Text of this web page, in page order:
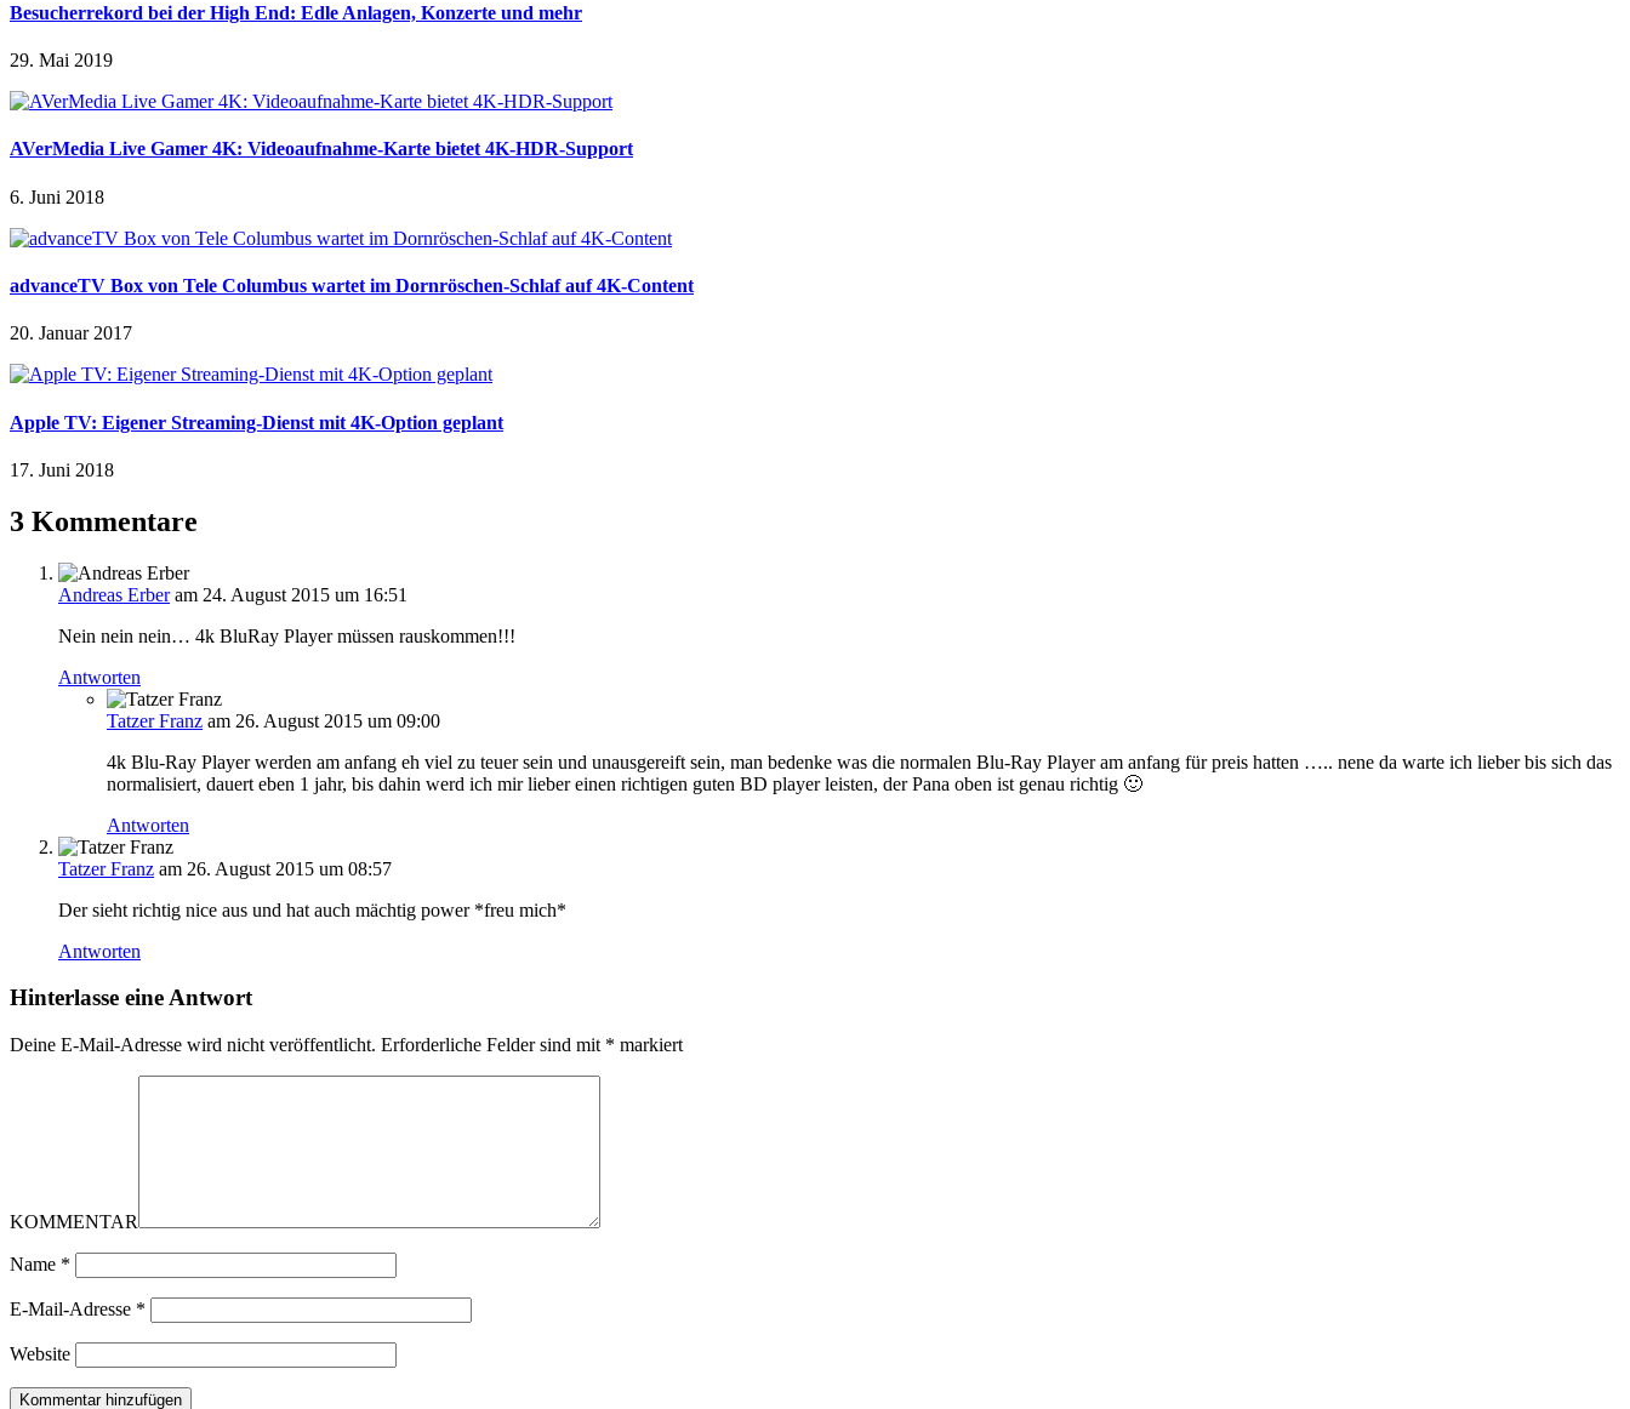
Besucherrekord bei der High End: Edle Anlagen, Konzerte und mehr
29. Mai 2019
AVerMedia Live Gamer 4K: Videoaufnahme-Karte bietet 4K-HDR-Support
6. Juni 2018
advanceTV Box von Tele Columbus wartet im Dornröschen-Schlaf auf 4K-Content
20. Januar 2017
Apple TV: Eigener Streaming-Dienst mit 4K-Option geplant
17. Juni 2018
3 Kommentare
Andreas Erber am 24. August 2015 um 16:51
Nein nein nein… 4k BluRay Player müssen rauskommen!!!
Antworten
Tatzer Franz am 26. August 2015 um 09:00
4k Blu-Ray Player werden am anfang eh viel zu teuer sein und unausgereift sein, man bedenke was die normalen Blu-Ray Player am anfang für preis hatten ….. nene da warte ich lieber bis sich das
normalisiert, dauert eben 1 jahr, bis dahin werd ich mir lieber einen richtigen guten BD player leisten, der Pana oben ist genau richtig 🙂
Antworten
Tatzer Franz am 26. August 2015 um 08:57
Der sieht richtig nice aus und hat auch mächtig power *freu mich*
Antworten
Hinterlasse eine Antwort
Deine E-Mail-Adresse wird nicht veröffentlicht. Erforderliche Felder sind mit * markiert
KOMMENTAR
Name *
E-Mail-Adresse *
Website